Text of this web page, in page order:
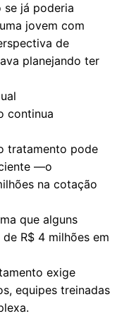
já poderia
jovem com
de
planejando ter
continua
tratamento pode
—o
na cotação
que alguns
R$ 4 milhões em
exige
equipes treinadas